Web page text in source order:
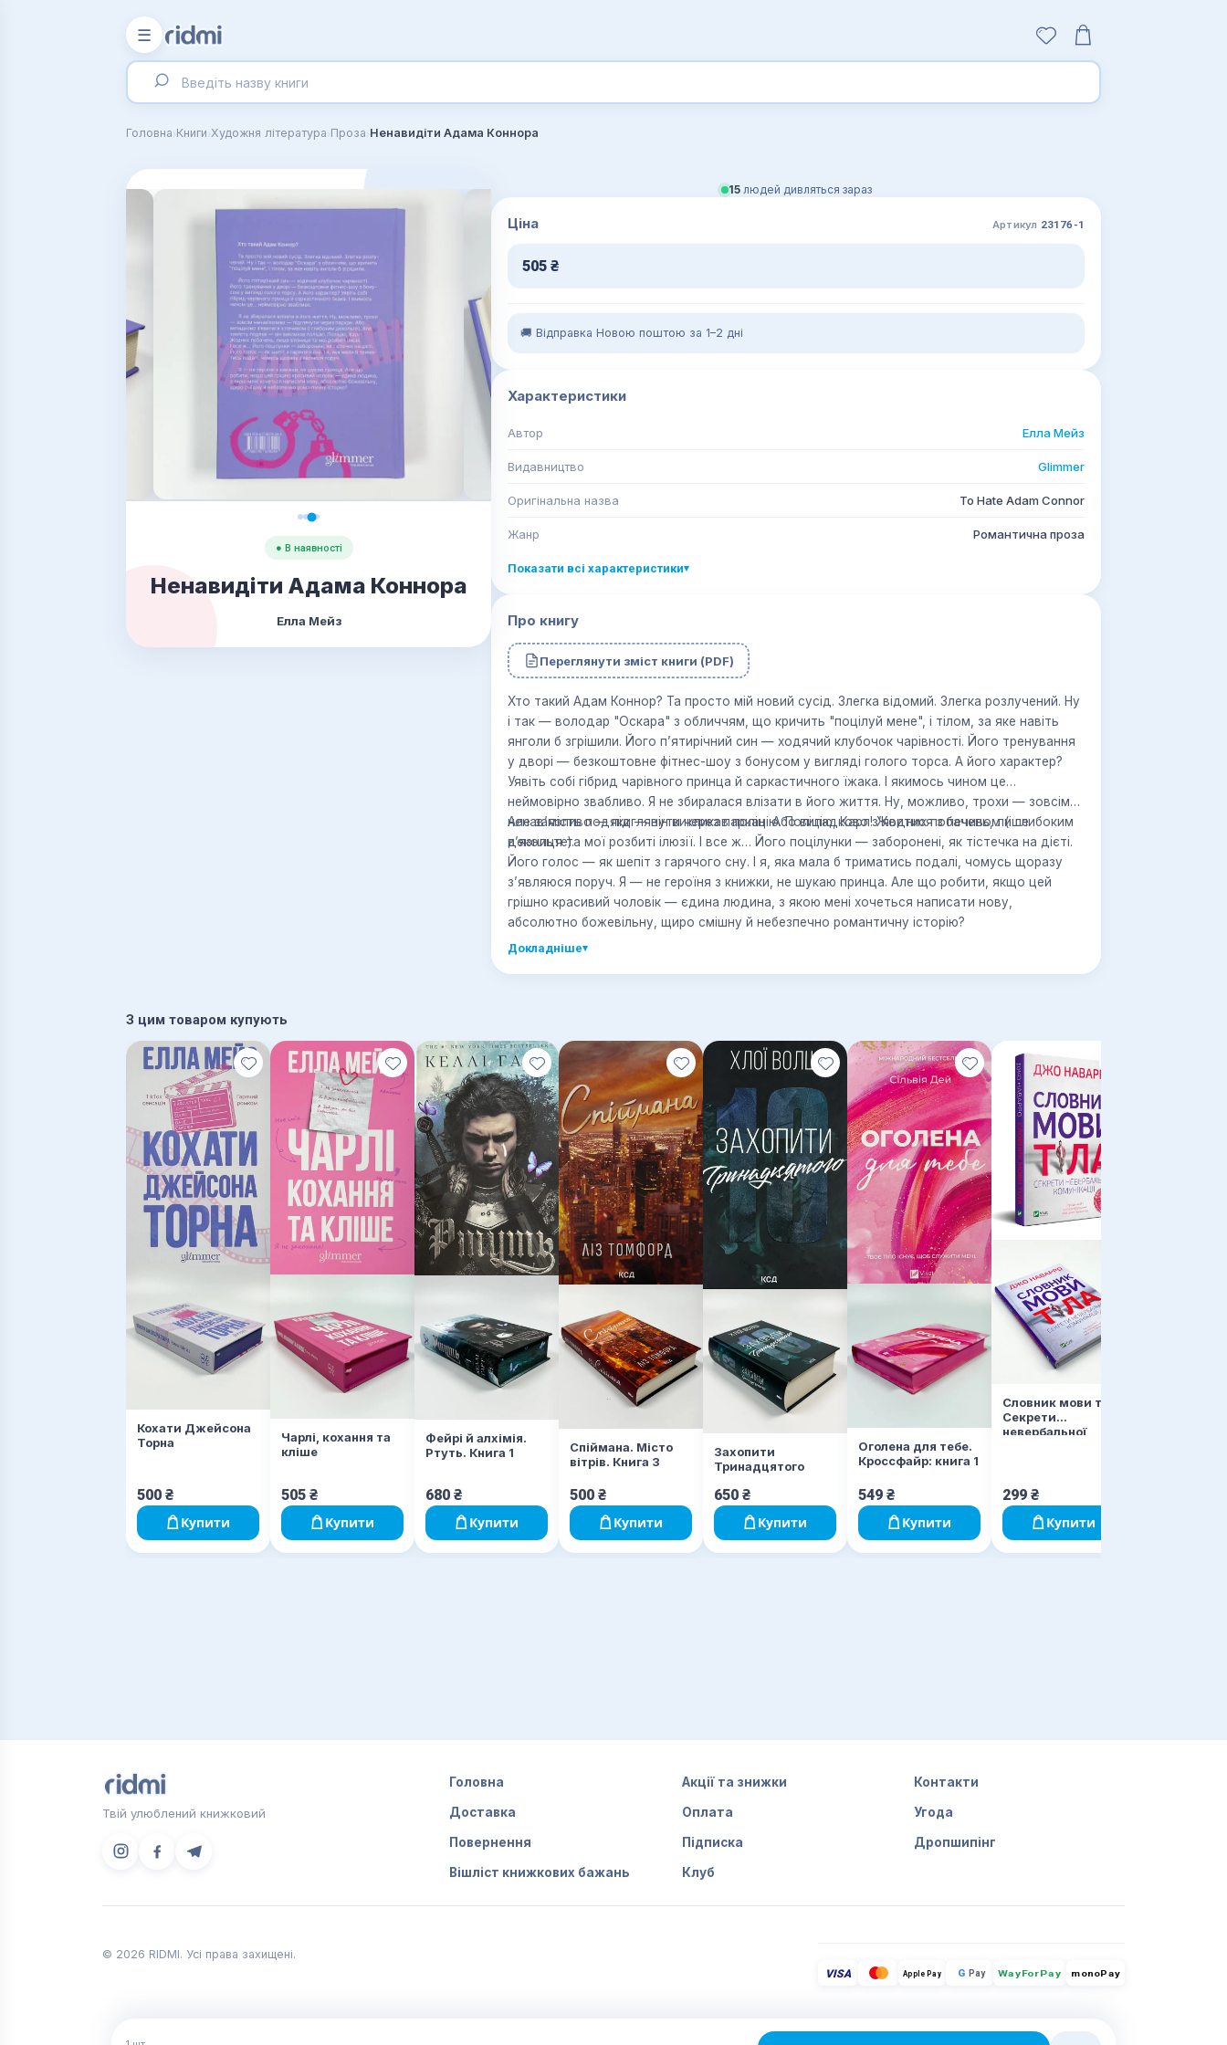
☰
Головна›Книги›Художня література›Проза›Ненавидіти Адама Коннора
● В наявності
Ненавидіти Адама Коннора
Елла Мейз
15людей дивляться зараз
Ціна Артикул 23176-1
505 ₴
🚚 Відправка Новою поштою за 1–2 дні
Характеристики
Автор Елла Мейз
Видавництво Glimmer
Оригінальна назва To Hate Adam Connor
Жанр Романтична проза
Показати всі характеристики▾
Про книгу
Переглянути зміст книги (PDF)
Хто такий Адам Коннор? Та просто мій новий сусід. Злегка відомий. Злегка розлучений. Ну
і так — володар "Оскара" з обличчям, що кричить "поцілуй мене", і тілом, за яке навіть
янголи б згрішили. Його п’ятирічний син — ходячий клубочок чарівності. Його тренування
у дворі — безкоштовне фітнес-шоу з бонусом у вигляді голого торса. А його характер?
Уявіть собі гібрид чарівного принца й саркастичного їжака. І якимось чином це…
неймовірно звабливо. Я не збиралася влізати в його життя. Ну, можливо, трохи — зовсім
ненав’язливо — підглянути через паркан. Або випадково з’явитися з печивом (і глибоким
декольте).
Але замість подяки — він викликав поліцію. Поліцію, Карл! Жодних побачень, лише
в’язниця та мої розбиті ілюзії. І все ж… Його поцілунки — заборонені, як тістечка на дієті.
Його голос — як шепіт з гарячого сну. І я, яка мала б триматись подалі, чомусь щоразу
з’являюся поруч. Я — не героїня з книжки, не шукаю принца. Але що робити, якщо цей
грішно красивий чоловік — єдина людина, з якою мені хочеться написати нову,
абсолютно божевільну, щиро смішну й небезпечно романтичну історію?
Докладніше▾
З цим товаром купують
Кохати Джейсона
Торна
500 ₴
Купити
Чарлі, кохання та
кліше
505 ₴
Купити
Фейрі й алхімія.
Ртуть. Книга 1
680 ₴
Купити
Спіймана. Місто
вітрів. Книга 3
500 ₴
Купити
Захопити
Тринадцятого
650 ₴
Купити
Оголена для тебе.
Кроссфайр: книга 1
549 ₴
Купити
Словник мови тіла.
Секрети
невербальної
299 ₴
Купити
Твій улюблений книжковий
Головна Акції та знижки Контакти
Доставка Оплата Угода
Повернення Підписка Дропшипінг
Вішліст книжкових бажань Клуб
© 2026 RIDMI. Усі права захищені.
VISA Apple Pay G Pay WayForPay monoPay